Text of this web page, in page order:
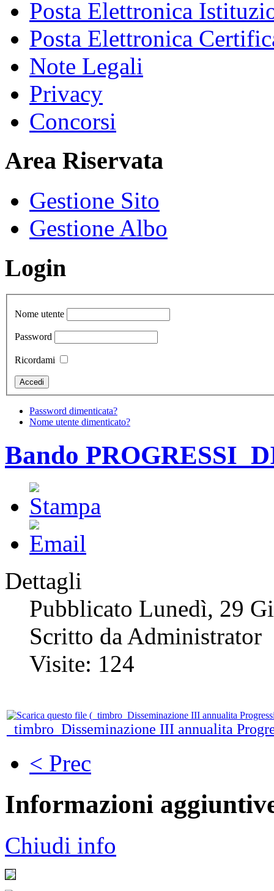
Posta Elettronica
Posta Elettronica
Note Legali
Privacy
Concorsi
Area Riservata
Gestione Sito
Gestione Albo
Login
Nome utente
Password
Ricordami
Password dimenticata?
Nome utente dimenticato?
Bando
Dettagli
Pubblicato Lunedì, 29
Scritto da Administrator
Visite: 124
_timbro_Disseminazione III annualita
< Prec
Informazioni
Chiudi info